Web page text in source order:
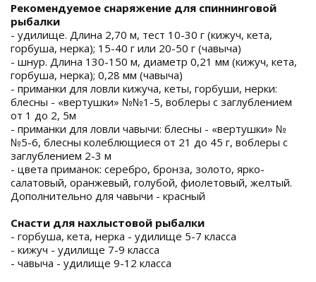
Рекомендуемое снаряжение для спиннинговой
рыбалки
- удилище. Длина 2,70 м, тест 10-30 г (кижуч, кета,
горбуша, нерка); 15-40 г или 20-50 г (чавыча)
- шнур. Длина 130-150 м, диаметр 0,21 мм (кижуч, кета,
горбуша, нерка); 0,28 мм (чавыча)
- приманки для ловли кижуча, кеты, горбуши, нерки:
блесны - «вертушки» №№1-5, воблеры с заглублением
от 1 до 2, 5м
- приманки для ловли чавычи: блесны - «вертушки» №
№5-6, блесны колеблющиеся от 21 до 45 г, воблеры с
заглублением 2-3 м
- цвета приманок: серебро, бронза, золото, ярко-
салатовый, оранжевый, голубой, фиолетовый, желтый.
Дополнительно для чавычи - красный
Снасти для нахлыстовой рыбалки
- горбуша, кета, нерка - удилище 5-7 класса
- кижуч - удилище 7-9 класса
- чавыча - удилище 9-12 класса